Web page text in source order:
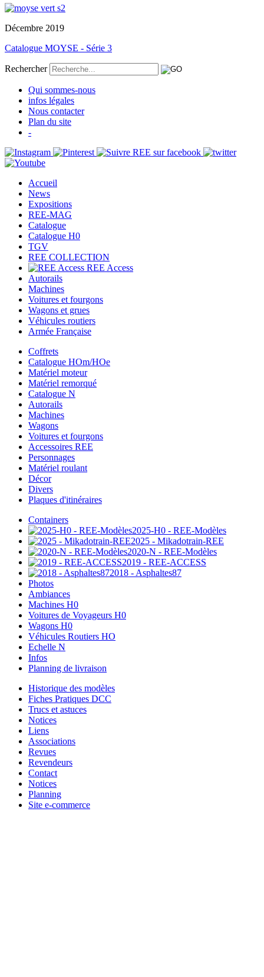
Décembre 2019
Catalogue MOYSE - Série 3
Rechercher
Qui sommes-nous
infos légales
Nous contacter
Plan du site
-
Accueil
News
Expositions
REE-MAG
Catalogue
Catalogue H0
TGV
REE COLLECTION
REE Access
Autorails
Machines
Voitures et fourgons
Wagons et grues
Véhicules routiers
Armée Française
Coffrets
Catalogue HOm/HOe
Matériel moteur
Matériel remorqué
Catalogue N
Autorails
Machines
Wagons
Voitures et fourgons
Accessoires REE
Personnages
Matériel roulant
Décor
Divers
Plaques d'itinéraires
Containers
2025-H0 - REE-Modèles
2025 - Mikadotrain-REE
2020-N - REE-Modèles
2019 - REE-ACCESS
2018 - Asphaltes87
Photos
Ambiances
Machines H0
Voitures de Voyageurs H0
Wagons H0
Véhicules Routiers HO
Echelle N
Infos
Planning de livraison
Historique des modèles
Fiches Pratiques DCC
Trucs et astuces
Notices
Liens
Associations
Revues
Revendeurs
Contact
Notices
Planning
Site e-commerce